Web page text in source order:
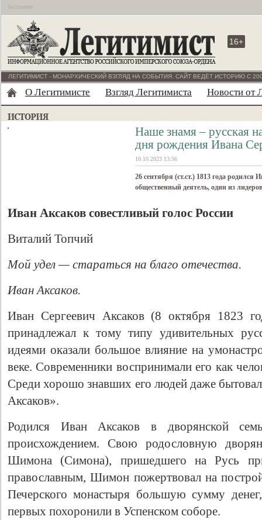
Бесплатно
16+
ЛЕГИТИМИСТ - МОНАРХИЧЕСКИЙ ВЗГЛЯД НА СОБЫТИЯ. САЙТ ВЕДЁТ ИСТОРИЮ С
О Легитимисте Взгляд Легитимиста Новости от
Наше знамя – русская
дня рождения Ивана
10.10.2023 13:56
26 сентября (ст.ст.) 1813 года родился
общественный деятель, один из
Иван Аксаков совестливый голос России
Виталий Топчий
Мой удел — стараться на благо отечества.
Иван Аксаков.
Иван Сергеевич Аксаков (8 октября 1823
принадлежал к тому типу удивительных
идеями оказали большое влияние на
веке. Современники воспринимали его как
Среди хорошо знавших его людей даже
Аксаков».
Родился Иван Аксаков в дворянской
происхождением. Свою родословную
Шимона (Симона), пришедшего на Русь
православным, Шимон пожертвовал на
Печерского монастыря большую сумму
первых похоронили в Успенском соборе.